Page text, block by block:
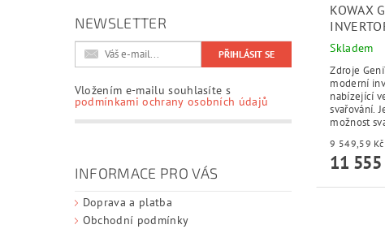
NEWSLETTER
Vložením e-mailu souhlasíte s
podmínkami ochrany osobních údajů
INFORMACE PRO VÁS
Doprava a platba
Obchodní podmínky
KOWAX
Skladem
Zdroje
moderní
nabízející
svařování.
možnost
11 555